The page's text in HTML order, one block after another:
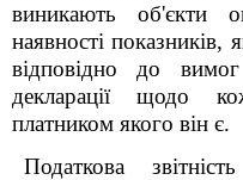
виникають об'єкти
наявності показників,
відповідно до
декларації щодо
платником якого він є.
Податкова